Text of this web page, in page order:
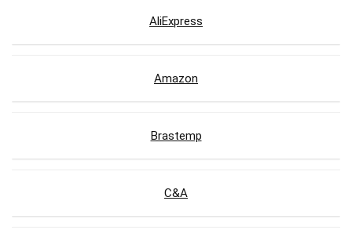
AliExpress
Amazon
Brastemp
C&A